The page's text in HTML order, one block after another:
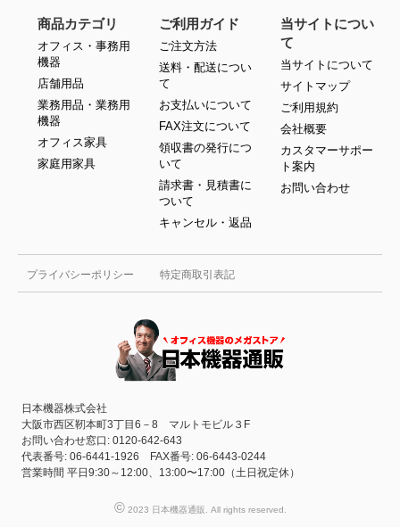
プライバシーポリシー 特定商取引表記
日本機器株式会社
大阪市西区靭本町3丁目6－8 マルトモビル３F
お問い合わせ窓口: 0120-642-643
代表番号: 06-6441-1926 FAX番号: 06-6443-0244
営業時間 平日9:30～12:00、13:00〜17:00（土日祝定休）
商品カテゴリ
オフィス・事務用
機器
店舗用品
業務用品・業務用
機器
オフィス家具
家庭用家具
ご利用ガイド
ご注文方法
送料・配送につい
て
お支払いについて
FAX注文について
領収書の発行につ
いて
請求書・見積書に
ついて
キャンセル・返品
当サイトについ
て
当サイトについて
サイトマップ
ご利用規約
会社概要
カスタマーサポー
ト案内
お問い合わせ
©2023 日本機器通販. All rights reserved.